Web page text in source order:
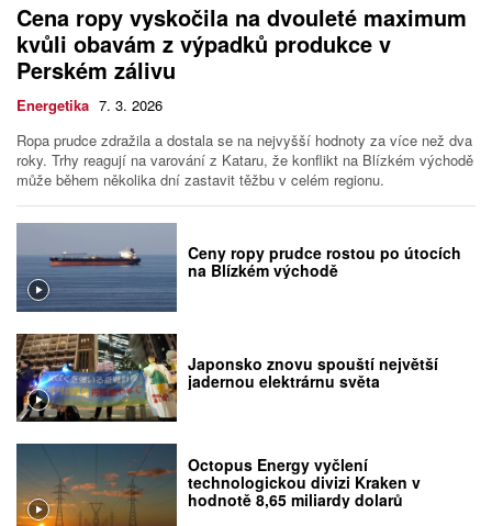
Cena ropy vyskočila na dvouleté maximum
kvůli obavám z výpadků produkce v
Perském zálivu
Energetika 7. 3. 2026
Ropa prudce zdražila a dostala se na nejvyšší hodnoty za více než dva
roky. Trhy reagují na varování z Kataru, že konflikt na Blízkém východě
může během několika dní zastavit těžbu v celém regionu.
Ceny ropy prudce rostou po útocích
na Blízkém východě
Japonsko znovu spouští největší
jadernou elektrárnu světa
Octopus Energy vyčlení
technologickou divizi Kraken v
hodnotě 8,65 miliardy dolarů